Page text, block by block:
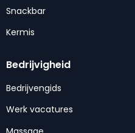
Snackbar
Kermis
Bedrijvigheid
Bedrijvengids
Werk vacatures